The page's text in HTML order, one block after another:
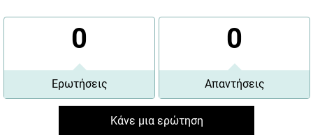
0
Ερωτήσεις
0
Απαντήσεις
Κάνε μια ερώτηση